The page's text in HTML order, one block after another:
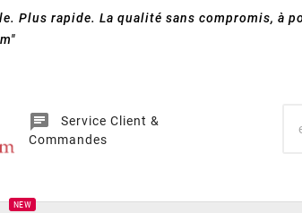
Plus rapide. La qualité sans compromis, à
chat
Service Client &
Commandes
NEW